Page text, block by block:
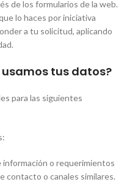
de los formularios de la web.
lo haces por iniciativa
a tu solicitud, aplicando
tus datos?
para las siguientes
o requerimientos
contacto o canales similares.